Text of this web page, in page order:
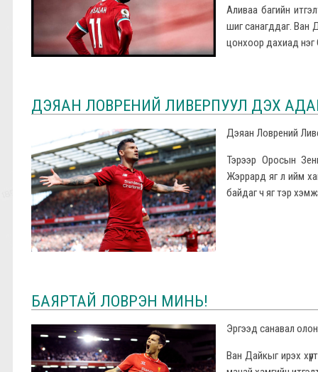
Аливаа багийн
шиг санагддаг. Ван
цонхоор дахиад нэг
ДЭЯАН ЛОВРЕНИЙ ЛИВЕРПУУЛ ДЭХ
Дэяан Ловрений
Тэрээр Оросын
Жэррард яг л ийм
байдаг ч яг тэр
БАЯРТАЙ ЛОВРЭН МИНЬ!
Эргээд санавал
Ван Дайкыг ирэх